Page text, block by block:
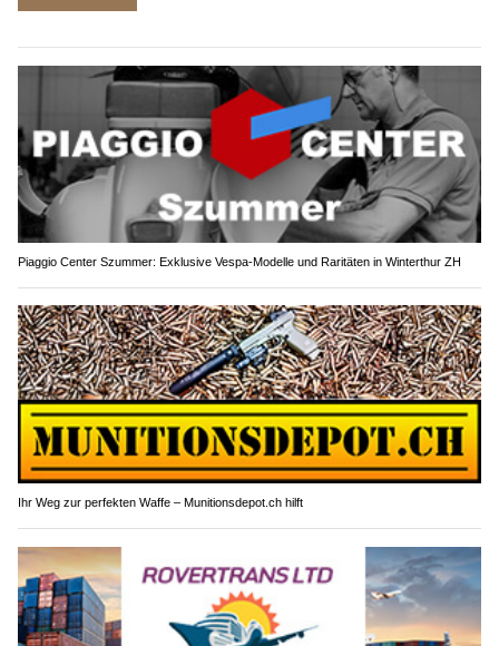
Piaggio Center Szummer: Exklusive Vespa-Modelle und Raritäten in Winterthur ZH
Ihr Weg zur perfekten Waffe – Munitionsdepot.ch hilft